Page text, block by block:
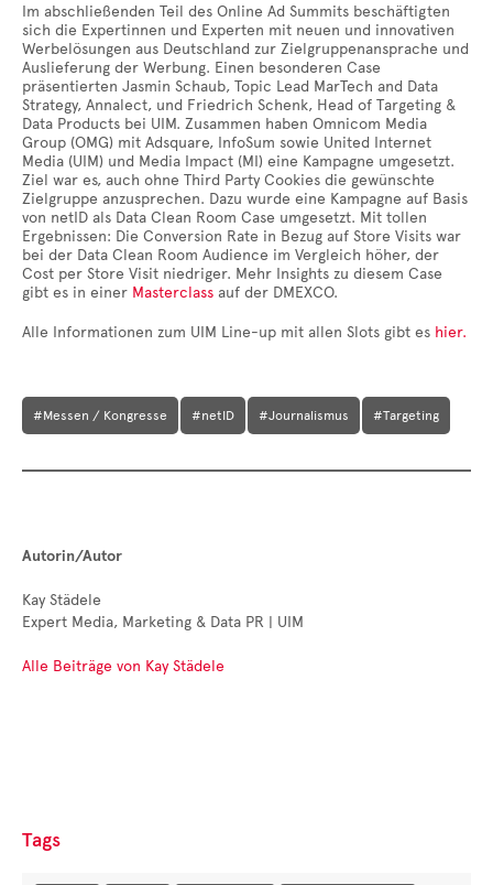
Im abschließenden Teil des Online Ad Summits beschäftigten
sich die Expertinnen und Experten mit neuen und innovativen
Werbelösungen aus Deutschland zur Zielgruppenansprache und
Auslieferung der Werbung. Einen besonderen Case
präsentierten Jasmin Schaub, Topic Lead MarTech and Data
Strategy, Annalect, und Friedrich Schenk, Head of Targeting &
Data Products bei UIM. Zusammen haben Omnicom Media
Group (OMG) mit Adsquare, InfoSum sowie United Internet
Media (UIM) und Media Impact (MI) eine Kampagne umgesetzt.
Ziel war es, auch ohne Third Party Cookies die gewünschte
Zielgruppe anzusprechen. Dazu wurde eine Kampagne auf Basis
von netID als Data Clean Room Case umgesetzt. Mit tollen
Ergebnissen: Die Conversion Rate in Bezug auf Store Visits war
bei der Data Clean Room Audience im Vergleich höher, der
Cost per Store Visit niedriger. Mehr Insights zu diesem Case
gibt es in einer Masterclass auf der DMEXCO.
Alle Informationen zum UIM Line-up mit allen Slots gibt es hier.
#Messen / Kongresse #netID #Journalismus #Targeting
Autorin/Autor
Kay Städele
Expert Media, Marketing & Data PR | UIM
Alle Beiträge von Kay Städele
Tags